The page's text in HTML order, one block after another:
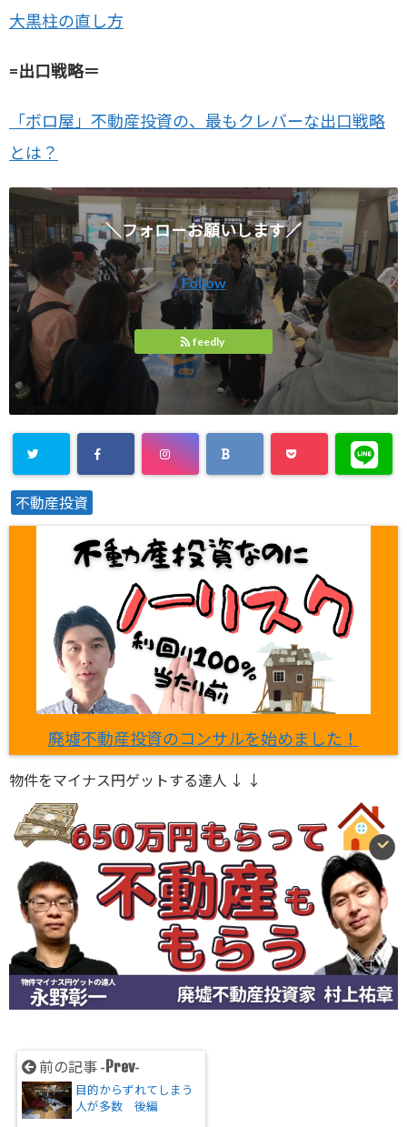
大黒柱の直し方
=出口戦略＝
「ボロ屋」不動産投資の、最もクレバーな出口戦略
とは？
＼フォローお願いします／
Follow
feedly
不動産投資
廃墟不動産投資のコンサルを始めました！
物件をマイナス円ゲットする達人 ↓ ↓
前の記事 -Prev-
目的からずれてしまう
人が多数 後編